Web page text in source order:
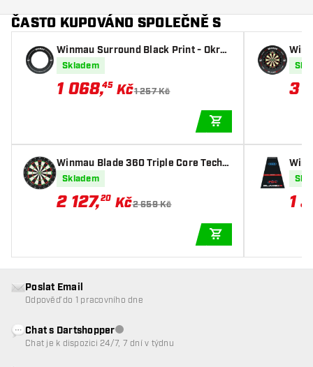
ČASTO KUPOVÁNO SPOLEČNĚ S
Winmau Surround Black Print - Okruž
í na terč
Skladem
1 068,45 Kč1 257 Kč
Winmau Blade 360 Triple Core Techn
ology - Šipky Terč
Skladem
2 127,20 Kč2 659 Kč
u
3
1
Poslat Email
Odpověď do 1 pracovního dne
Chat s DartshopperZákaznický servis nedostupný
Chat je k dispozici 24/7, 7 dní v týdnu